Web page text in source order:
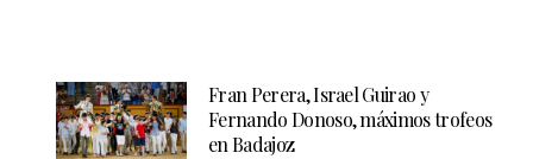
Fran Perera, Israel Guirao y
Fernando Donoso, máximos trofeos
en Badajoz